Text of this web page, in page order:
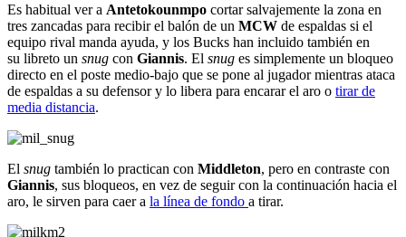
Es habitual ver a Antetokounmpo cortar salvajemente la zona en
tres zancadas para recibir el balón de un MCW de espaldas si el
equipo rival manda ayuda, y los Bucks han incluido también en
su libreto un snug con Giannis. El snug es simplemente un bloqueo
directo en el poste medio-bajo que se pone al jugador mientras ataca
de espaldas a su defensor y lo libera para encarar el aro o tirar de
media distancia.
El snug también lo practican con Middleton, pero en contraste con
Giannis, sus bloqueos, en vez de seguir con la continuación hacia el
aro, le sirven para caer a la línea de fondo a tirar.